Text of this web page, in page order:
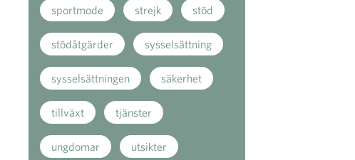
sportmode strejk stöd
stödåtgärder sysselsättning
sysselsättningen säkerhet
tillväxt tjänster
ungdomar utsikter